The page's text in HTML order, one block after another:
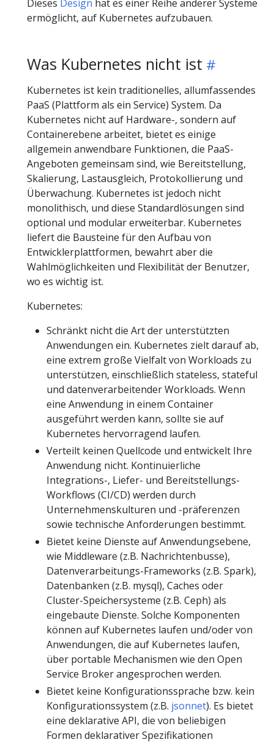
Dieses Design hat es einer Reihe anderer Systeme
ermöglicht, auf Kubernetes aufzubauen.
Was Kubernetes nicht ist
Kubernetes ist kein traditionelles, allumfassendes
PaaS (Plattform als ein Service) System. Da
Kubernetes nicht auf Hardware-, sondern auf
Containerebene arbeitet, bietet es einige
allgemein anwendbare Funktionen, die PaaS-
Angeboten gemeinsam sind, wie Bereitstellung,
Skalierung, Lastausgleich, Protokollierung und
Überwachung. Kubernetes ist jedoch nicht
monolithisch, und diese Standardlösungen sind
optional und modular erweiterbar. Kubernetes
liefert die Bausteine für den Aufbau von
Entwicklerplattformen, bewahrt aber die
Wahlmöglichkeiten und Flexibilität der Benutzer,
wo es wichtig ist.
Kubernetes:
Schränkt nicht die Art der unterstützten
Anwendungen ein. Kubernetes zielt darauf ab,
eine extrem große Vielfalt von Workloads zu
unterstützen, einschließlich stateless, stateful
und datenverarbeitender Workloads. Wenn
eine Anwendung in einem Container
ausgeführt werden kann, sollte sie auf
Kubernetes hervorragend laufen.
Verteilt keinen Quellcode und entwickelt Ihre
Anwendung nicht. Kontinuierliche
Integrations-, Liefer- und Bereitstellungs-
Workflows (CI/CD) werden durch
Unternehmenskulturen und -präferenzen
sowie technische Anforderungen bestimmt.
Bietet keine Dienste auf Anwendungsebene,
wie Middleware (z.B. Nachrichtenbusse),
Datenverarbeitungs-Frameworks (z.B. Spark),
Datenbanken (z.B. mysql), Caches oder
Cluster-Speichersysteme (z.B. Ceph) als
eingebaute Dienste. Solche Komponenten
können auf Kubernetes laufen und/oder von
Anwendungen, die auf Kubernetes laufen,
über portable Mechanismen wie den Open
Service Broker angesprochen werden.
Bietet keine Konfigurationssprache bzw. kein
Konfigurationssystem (z.B. jsonnet). Es bietet
eine deklarative API, die von beliebigen
Formen deklarativer Spezifikationen